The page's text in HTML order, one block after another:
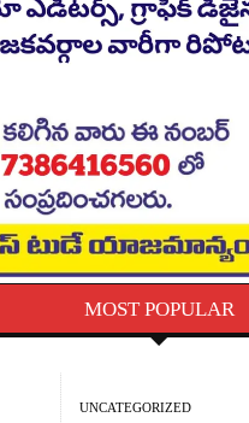
MOST POPULAR
UNCATEGORIZED